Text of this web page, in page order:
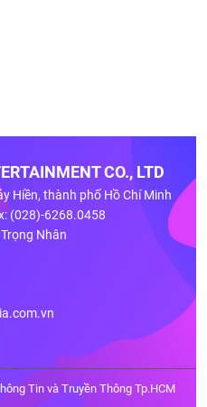
CO., LTD
Hiền, thành phố Hồ Chí Minh
(028)-6268.0458
Nhân
Tin và Truyền Thông Tp.HCM